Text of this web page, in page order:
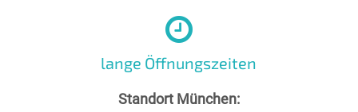
lange Öffnungszeiten
Standort München: